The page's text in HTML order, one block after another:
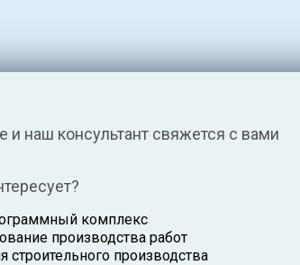
и наш консультант свяжется с вами
комплекс
производства работ
производства